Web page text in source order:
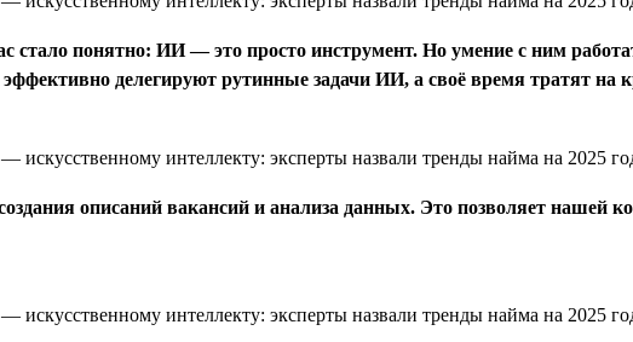
стало понятно: ИИ — это просто инструмент. Но умение с ним
делегируют рутинные задачи ИИ, а своё время тратят на
описаний вакансий и анализа данных. Это позволяет нашей